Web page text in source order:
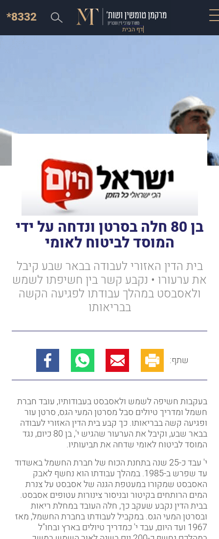
דף הבית
*8332
בן 80 חלה בסרטן ונדחה על ידי
המוסד לביטוח לאומי
בית הדין האזורי לעבודה בבאר שבע קיבל
את ערעורו • נקבע קשר בין חשיפתו לשמש
ולאסבסט במהלך עבודתו לפגיעה הקשה
בבריאותו
שתף:
בעקבות חשיפה לשמש ולאסבסט בעבודותיו, עובד חברת
חשמל ומדריך טיולים סבל מסרטן המעי הגס, סרטן עור
ופגיעה קשה בבריאותו. כך קבע בית הדין האזורי לעבודה
בבאר שבע, וקיבל את הערעור שהגיש י', בן 80 כיום, נגד
המוסד לביטוח לאומי שדחה את תביעותיו.
י' עבד כ-25 שנה בתחנת הכוח של חברת החשמל באשדוד
עד שפרש ב-1985. במהלך עבודתו הוא נחשף לאבק
האסבסט שמקורו במעטפת הגנה של אסבסט על צנרת
המים הרותחים בקיטור ובניסור צינורות עטופים אסבסט.
בבית הדין נקבע שעקב כך, חלה העובד במחלת ריאות
ובסרטן המעי הגס. במקביל לעבודתו בחברת החשמל, מאז
1967 ועד היום, עבד י' כמדריך טיולים בארץ ובחו"ל